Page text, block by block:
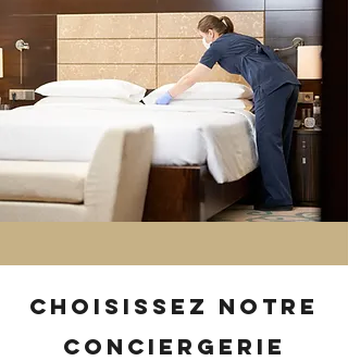
Choisissez notre
conciergerie